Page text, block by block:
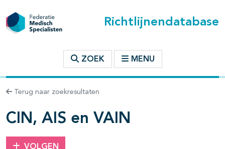
Richtlijnendatabase
ZOEK MENU
Terug naar zoekresultaten
CIN, AIS en VAIN
VOLGEN
binnen deze richtlijn